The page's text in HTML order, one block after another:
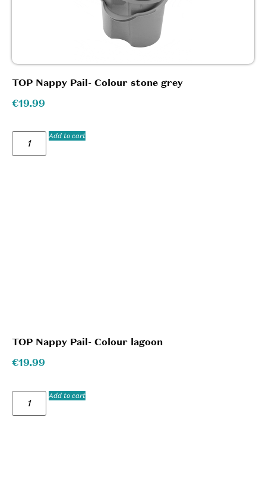
TOP Nappy Pail- Colour stone grey
€19.99
Add to cart
TOP Nappy Pail- Colour lagoon
€19.99
Add to cart